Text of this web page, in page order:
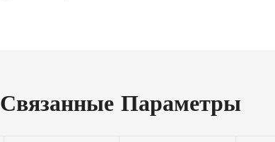
Связанные Параметры